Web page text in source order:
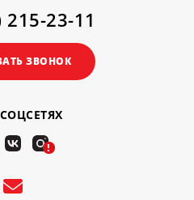
!
215-23-11
ЗВОНОК